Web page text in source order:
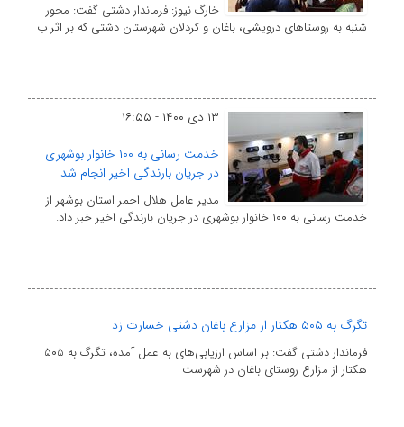
خارگ نیوز: فرماندار دشتی گفت: محور
شنبه به روستاهای درویشی، باغان و کردلان شهرستان دشتی که بر اثر ب
۱۳ دی ۱۴۰۰ - ۱۶:۵۵
خدمت رسانی به ۱۰۰ خانوار بوشهری
در جریان بارندگی اخیر انجام شد
مدیر عامل هلال احمر استان بوشهر از
خدمت رسانی به ۱۰۰ خانوار بوشهری در جریان بارندگی اخیر خبر داد.
تگرگ به ۵۰۵ هکتار از مزارع باغان دشتی خسارت زد
فرماندار دشتی گفت: بر اساس ارزیابی‌های به عمل آمده، تگرگ به ۵۰۵
هکتار از مزارع روستای باغان در شهرست